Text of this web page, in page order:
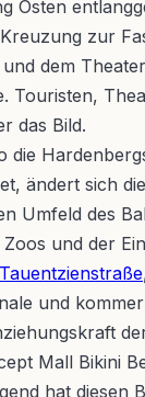
Osten
zur
dem
Touristen,
das Bild.
die
ändert sich
Umfeld des
und der
Tauentzienstraße
und
Mall Bikini
hat diesen